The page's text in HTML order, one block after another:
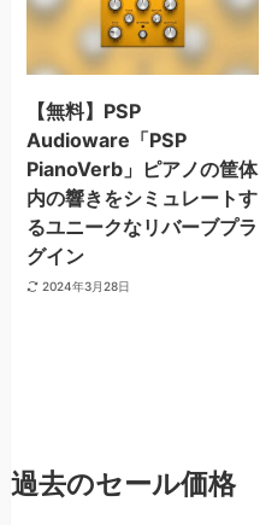
【無料】PSP
Audioware「PSP
PianoVerb」ピアノの筐体
内の響きをシミュレートす
るユニークなリバーブプラ
グイン
2024年3月28日
過去のセール価格